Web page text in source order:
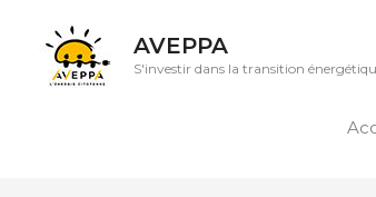
AVEPPA
S'investir dans la transition